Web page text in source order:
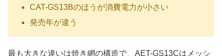
CAT-GS13Bのほうが消費電力が小さい
発売年が違う
最も大きな違いは焼き網の構造で、AET-GS13Cはメッシ